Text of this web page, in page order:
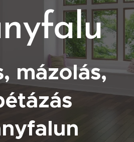
mázolás,